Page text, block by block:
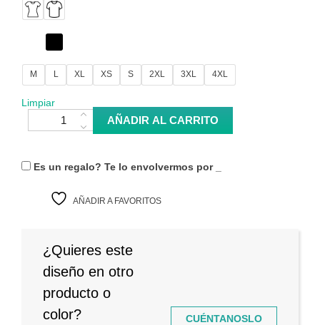
M L XL XS S 2XL 3XL 4XL
Limpiar
Camiseta Hamtaro cantidadAÑADIR AL CARRITO
Es un regalo? Te lo envolvermos por
AÑADIR A FAVORITOS
¿Quieres este
diseño en otro
producto o
color?
CUÉNTANOSLO